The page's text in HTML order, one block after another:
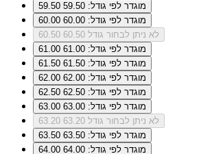
59.50
מוגדר לפי גודל: 59.50
60.00
מוגדר לפי גודל: 60.00
60.50
לא ניתן לבחור גודל 60.50
61.00
מוגדר לפי גודל: 61.00
61.50
מוגדר לפי גודל: 61.50
62.00
מוגדר לפי גודל: 62.00
62.50
מוגדר לפי גודל: 62.50
63.00
מוגדר לפי גודל: 63.00
63.20
לא ניתן לבחור גודל 63.20
63.50
מוגדר לפי גודל: 63.50
64.00
מוגדר לפי גודל: 64.00